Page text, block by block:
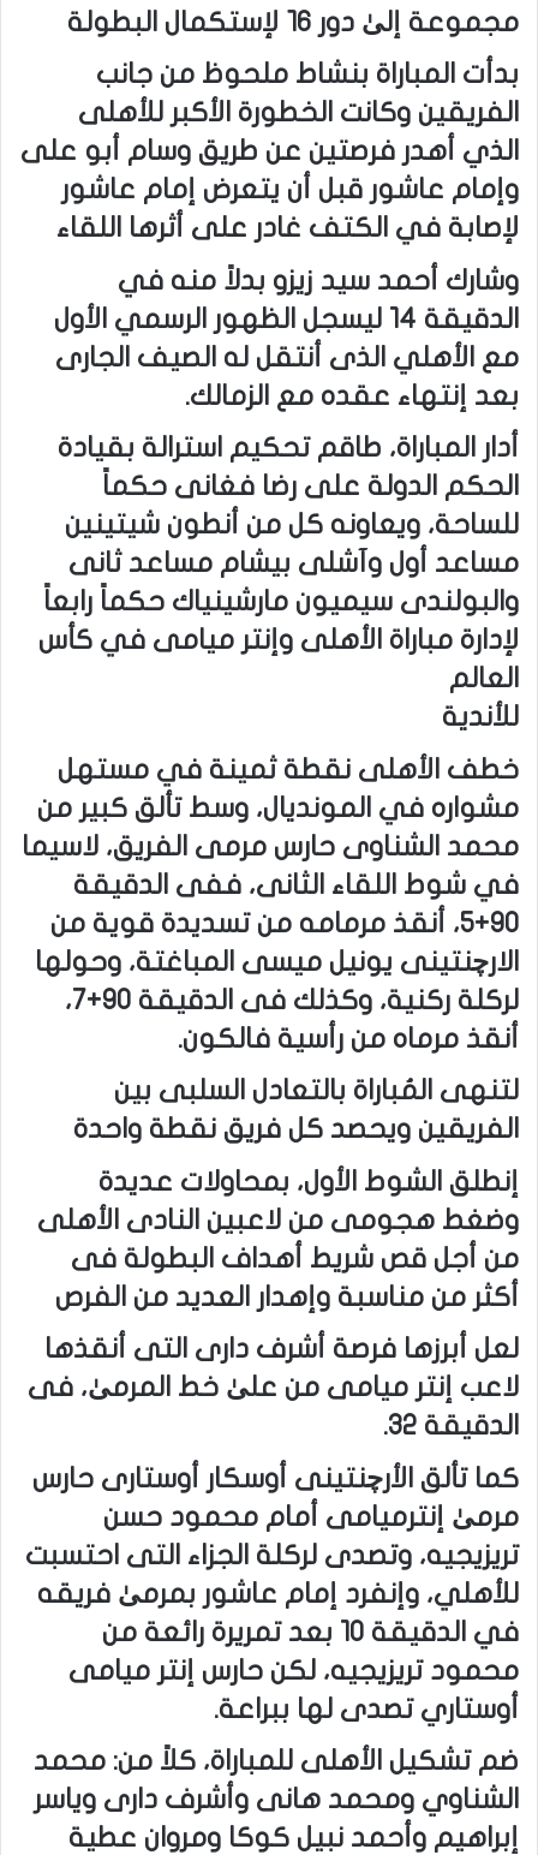
مجموعة إلىٰ دور ١٦ لإستكمال البطولة
بدأت المباراة بنشاط ملحوظ من جانب
الفريقين وكانت الخطورة الأكبر للأهلى
الذي أهدر فرصتين عن طريق وسام أبو على
وإمام عاشور قبل أن يتعرض إمام عاشور
لإصابة في الكتف غادر على أثرها اللقاء
وشارك أحمد سيد زيزو بدلاً منه في
الدقيقة 14 ليسجل الظهور الرسمي الأول
مع الأهلي الذى أنتقل له الصيف الجارى
بعد إنتهاء عقده مع الزمالك.
أدار المباراة، طاقم تحكيم استرالة بقيادة
الحكم الدولة على رضا فغانى حكماً
للساحة، ويعاونه كل من أنطون شيتينين
مساعد أول وآشلى بيشام مساعد ثانى
والبولندى سيميون مارشينياك حكماً رابعاً
لإدارة مباراة الأهلى وإنتر ميامى في كأس
العالم
للأندية
خطف الأهلى نقطة ثمينة في مستهل
مشواره في المونديال، وسط تألق كبير من
محمد الشناوى حارس مرمى الفريق، لاسيما
في شوط اللقاء الثانى، ففى الدقيقة
90+5، أنقذ مرمامه من تسديدة قوية من
الارچنتينى يونيل ميسى المباغتة، وحولها
لركلة ركنية، وكذلك فى الدقيقة 90+7،
أنقذ مرماه من رأسية فالكون.
لتنهى المُباراة بالتعادل السلبى بين
الفريقين ويحصد كل فريق نقطة واحدة
إنطلق الشوط الأول، بمحاولات عديدة
وضغط هجومى من لاعبين النادى الأهلى
من أجل قص شريط أهداف البطولة فى
أكثر من مناسبة وإهدار العديد من الفرص
لعل أبرزها فرصة أشرف دارى التى أنقذها
لاعب إنتر ميامى من علىٰ خط المرمىٰ، فى
الدقيقة 32.
كما تألق الأرچنتينى أوسكار أوستارى حارس
مرمىٰ إنترميامى أمام محمود حسن
تريزيجيه، وتصدى لركلة الجزاء التى احتسبت
للأهلي، وإنفرد إمام عاشور بمرمىٰ فريقه
في الدقيقة 10 بعد تمريرة رائعة من
محمود تريزيجيه، لكن حارس إنتر ميامى
أوستاري تصدى لها ببراعة.
ضم تشكيل الأهلى للمباراة، كلاً من: محمد
الشناوي ومحمد هانى وأشرف دارى وياسر
إبراهيم وأحمد نبيل كوكا ومروان عطية